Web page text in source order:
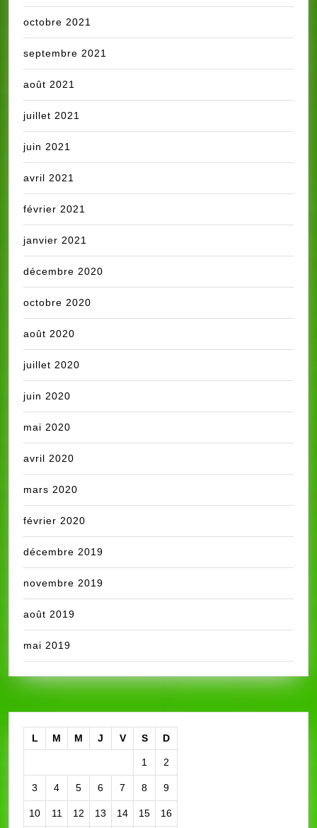
octobre 2021
septembre 2021
août 2021
juillet 2021
juin 2021
avril 2021
février 2021
janvier 2021
décembre 2020
octobre 2020
août 2020
juillet 2020
juin 2020
mai 2020
avril 2020
mars 2020
février 2020
décembre 2019
novembre 2019
août 2019
mai 2019
L M M J V S D
1 2
3 4 5 6 7 8 9
10 11 12 13 14 15 16